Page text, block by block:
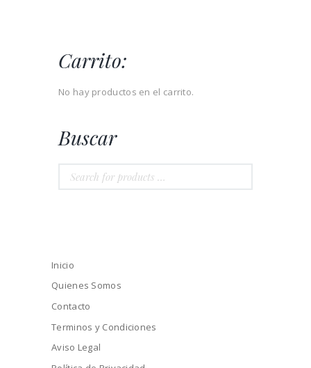
Carrito:
No hay productos en el carrito.
Buscar
Inicio
Quienes Somos
Contacto
Terminos y Condiciones
Aviso Legal